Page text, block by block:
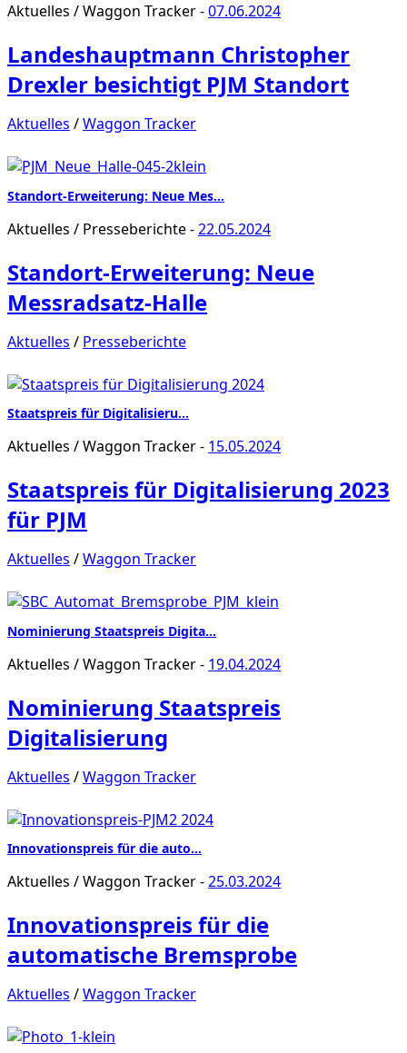
Aktuelles /Waggon Tracker-07.06.2024
Landeshauptmann Christopher
Drexler besichtigt PJM Standort
Aktuelles /Waggon Tracker
Standort-Erweiterung: Neue Mes…
Aktuelles / Presseberichte-22.05.2024
Standort-Erweiterung: Neue
Messradsatz-Halle
Aktuelles / Presseberichte
Staatspreis für Digitalisieru…
Aktuelles /Waggon Tracker- 15.05.2024
Staatspreis für Digitalisierung 2023
für PJM
Aktuelles /Waggon Tracker
Nominierung Staatspreis Digita…
Aktuelles /Waggon Tracker- 19.04.2024
Nominierung Staatspreis
Digitalisierung
Aktuelles /Waggon Tracker
Innovationspreis für die auto…
Aktuelles /Waggon Tracker-25.03.2024
Innovationspreis für die
automatische Bremsprobe
Aktuelles /Waggon Tracker